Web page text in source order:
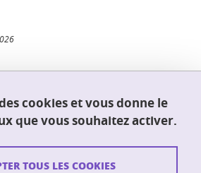
Ingénierie, Terre,
d'Hères
cookies et vous donne le
que vous souhaitez activer.
TOUS LES COOKIES